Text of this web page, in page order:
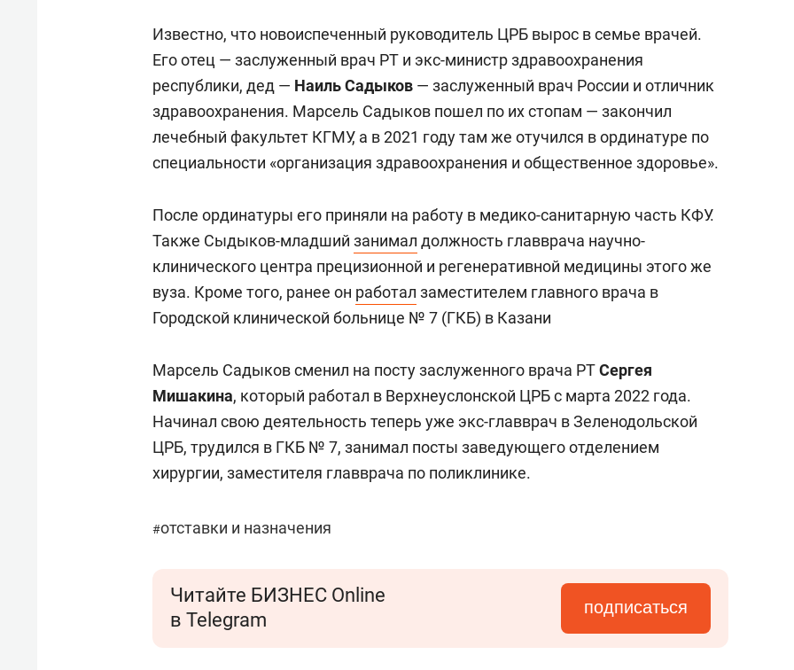
Известно, что новоиспеченный руководитель ЦРБ вырос в семье врачей.
Его отец — заслуженный врач РТ и экс-министр здравоохранения
республики, дед — Наиль Садыков — заслуженный врач России и отличник
здравоохранения. Марсель Садыков пошел по их стопам — закончил
лечебный факультет КГМУ, а в 2021 году там же отучился в ординатуре по
специальности «организация здравоохранения и общественное здоровье».
После ординатуры его приняли на работу в медико-санитарную часть КФУ.
Также Сыдыков-младший занимал должность главврача научно-
клинического центра прецизионной и регенеративной медицины этого же
вуза. Кроме того, ранее он работал заместителем главного врача в
Городской клинической больнице № 7 (ГКБ) в Казани
Марсель Садыков сменил на посту заслуженного врача РТСергея
Мишакина, который работал в Верхнеуслонской ЦРБ с марта 2022 года.
Начинал свою деятельность теперь уже экс-главврач в Зеленодольской
ЦРБ, трудился в ГКБ № 7, занимал посты заведующего отделением
хирургии, заместителя главврача по поликлинике.
#отставки и назначения
Читайте БИЗНЕС Online
в Telegram
подписаться